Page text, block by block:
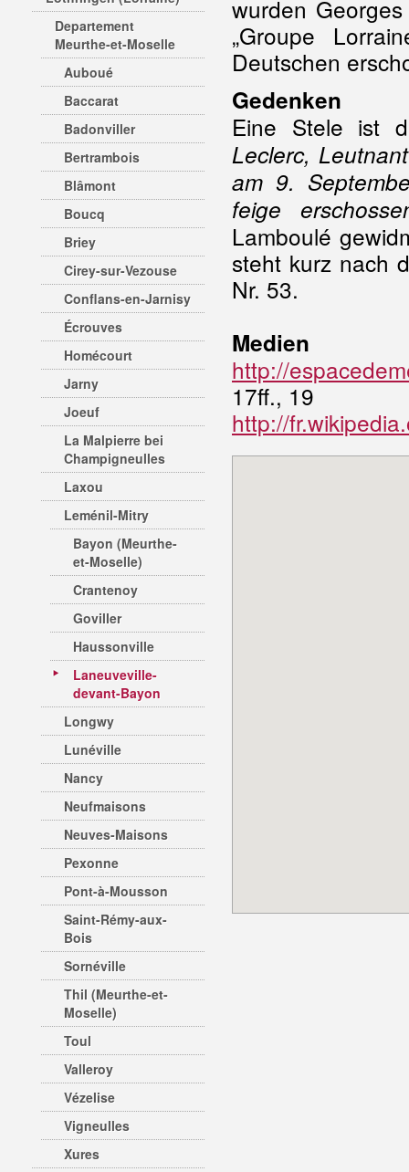
Departement
Meurthe-et-Moselle
Auboué
Baccarat
Badonviller
Bertrambois
Blâmont
Boucq
Briey
Cirey-sur-Vezouse
Conflans-en-Jarnisy
Écrouves
Homécourt
Jarny
Joeuf
La Malpierre bei
Champigneulles
Laxou
Leménil-Mitry
Bayon (Meurthe-
et-Moselle)
Crantenoy
Goviller
Haussonville
Laneuveville-
devant-Bayon
Longwy
Lunéville
Nancy
Neufmaisons
Neuves-Maisons
Pexonne
Pont-à-Mousson
Saint-Rémy-aux-
Bois
Sornéville
Thil (Meurthe-et-
Moselle)
Toul
Valleroy
Vézelise
Vigneulles
Xures
wurden
„Groupe
Deutschen
Gedenken
Eine Stele ist
Leclerc,
am 9.
feige
Lamboulé
steht kurz nach
Nr. 53.
Medien
http://
17ff., 19
http://